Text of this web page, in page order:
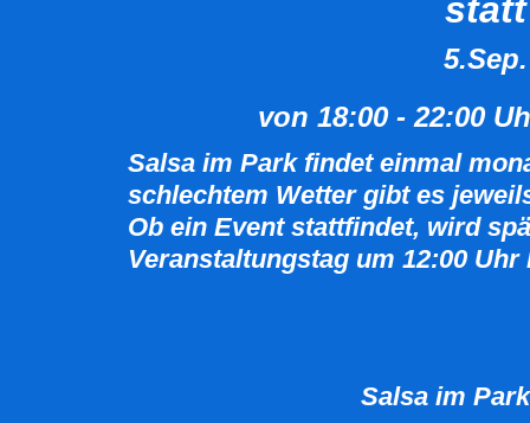
statt
5.Sep.
von 18:00 - 22:00
Salsa im Park findet einmal
schlechtem Wetter gibt es
Ob ein Event stattfindet, wird
Veranstaltungstag um 12:00
Salsa im